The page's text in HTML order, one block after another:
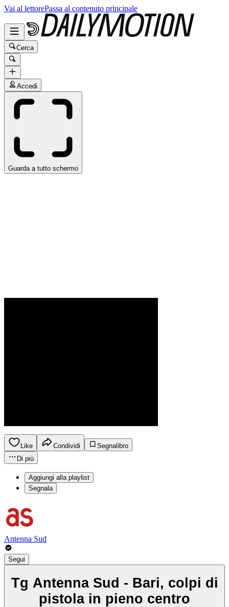
Vai al lettorePassa al contenuto principale
Cerca
Accedi
Guarda a tutto schermo
Like Condividi
Segnalibro
Di più
Aggiungi alla playlist
Segnala
Antenna Sud
Segui
Tg Antenna Sud - Bari, colpi di
pistola in pieno centro